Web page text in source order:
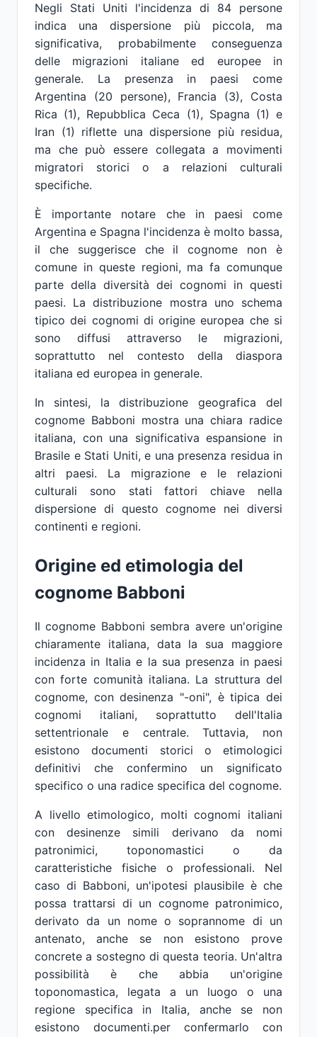
Negli Stati Uniti l'incidenza di 84 persone
indica una dispersione più piccola, ma
significativa, probabilmente conseguenza
delle migrazioni italiane ed europee in
generale. La presenza in paesi come
Argentina (20 persone), Francia (3), Costa
Rica (1), Repubblica Ceca (1), Spagna (1) e
Iran (1) riflette una dispersione più residua,
ma che può essere collegata a movimenti
migratori storici o a relazioni culturali
specifiche.
È importante notare che in paesi come
Argentina e Spagna l'incidenza è molto bassa,
il che suggerisce che il cognome non è
comune in queste regioni, ma fa comunque
parte della diversità dei cognomi in questi
paesi. La distribuzione mostra uno schema
tipico dei cognomi di origine europea che si
sono diffusi attraverso le migrazioni,
soprattutto nel contesto della diaspora
italiana ed europea in generale.
In sintesi, la distribuzione geografica del
cognome Babboni mostra una chiara radice
italiana, con una significativa espansione in
Brasile e Stati Uniti, e una presenza residua in
altri paesi. La migrazione e le relazioni
culturali sono stati fattori chiave nella
dispersione di questo cognome nei diversi
continenti e regioni.
Origine ed etimologia del
cognome Babboni
Il cognome Babboni sembra avere un'origine
chiaramente italiana, data la sua maggiore
incidenza in Italia e la sua presenza in paesi
con forte comunità italiana. La struttura del
cognome, con desinenza "-oni", è tipica dei
cognomi italiani, soprattutto dell'Italia
settentrionale e centrale. Tuttavia, non
esistono documenti storici o etimologici
definitivi che confermino un significato
specifico o una radice specifica del cognome.
A livello etimologico, molti cognomi italiani
con desinenze simili derivano da nomi
patronimici, toponomastici o da
caratteristiche fisiche o professionali. Nel
caso di Babboni, un'ipotesi plausibile è che
possa trattarsi di un cognome patronimico,
derivato da un nome o soprannome di un
antenato, anche se non esistono prove
concrete a sostegno di questa teoria. Un'altra
possibilità è che abbia un'origine
toponomastica, legata a un luogo o una
regione specifica in Italia, anche se non
esistono documenti.per confermarlo con